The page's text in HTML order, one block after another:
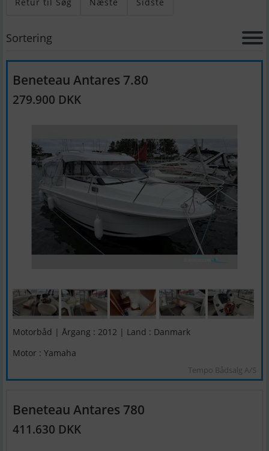
Retur til Søg Næste Sidste
Sortering
Beneteau Antares 7.80
279.900 DKK
Motorbåd | Årgang : 2012 | Land : Danmark
Motor : Yamaha
Tempo Bådsalg A/S
Beneteau Antares 780
411.630 DKK